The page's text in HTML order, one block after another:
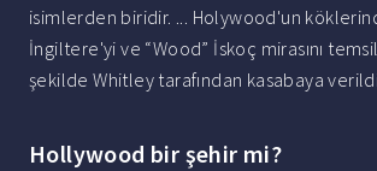
isimlerden biridir. ... Holywood'un
İngiltere'yi ve “Wood” İskoç mirasını
şekilde Whitley tarafından kasabaya
Hollywood bir şehir mi?